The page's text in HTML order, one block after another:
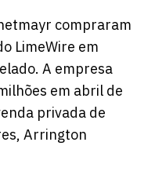
compraram
LimeWire em
A empresa
em abril de
privada de
Arrington